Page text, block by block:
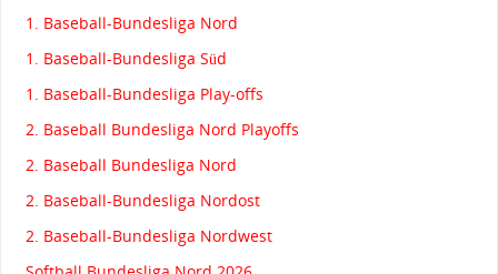
1. Baseball-Bundesliga Nord
1. Baseball-Bundesliga Süd
1. Baseball-Bundesliga Play-offs
2. Baseball Bundesliga Nord Playoffs
2. Baseball Bundesliga Nord
2. Baseball-Bundesliga Nordost
2. Baseball-Bundesliga Nordwest